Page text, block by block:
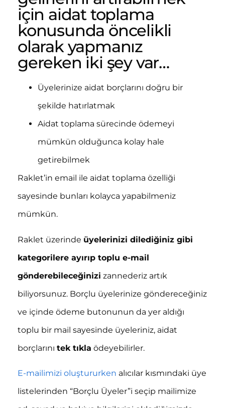
için aidat toplama
konusunda öncelikli
olarak yapmanız
gereken iki şey var…
Üyelerinize aidat borçlarını doğru bir
şekilde hatırlatmak
Aidat toplama sürecinde ödemeyi
mümkün olduğunca kolay hale
getirebilmek
Raklet’in email ile aidat toplama özelliği
sayesinde bunları kolayca yapabilmeniz
mümkün.
Raklet üzerinde üyelerinizi dilediğiniz gibi
kategorilere ayırıp toplu e-mail
gönderebileceğinizi zannederiz artık
biliyorsunuz. Borçlu üyelerinize göndereceğiniz
ve içinde ödeme butonunun da yer aldığı
toplu bir mail sayesinde üyeleriniz, aidat
borçlarını tek tıkla ödeyebilirler.
E-mailimizi oluştururken alıcılar kısmındaki üye
listelerinden “Borçlu Üyeler”i seçip mailimize